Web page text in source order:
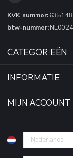
KVK nummer:
btw-nummer:
CATEGORIEËN
INFORMATIE
MIJN ACCOUNT